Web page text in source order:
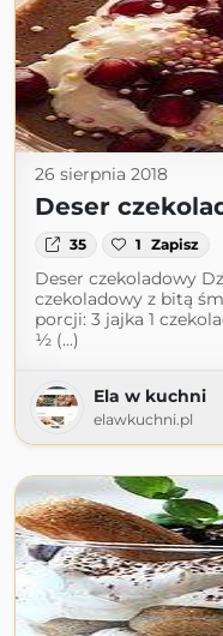
26 sierpnia 2018
Deser
35 1 Zapisz
Deser czekoladowy
czekoladowy z bitą
porcji: 3 jajka 1
½ (...)
Ela w kuchni
elawkuchni.pl